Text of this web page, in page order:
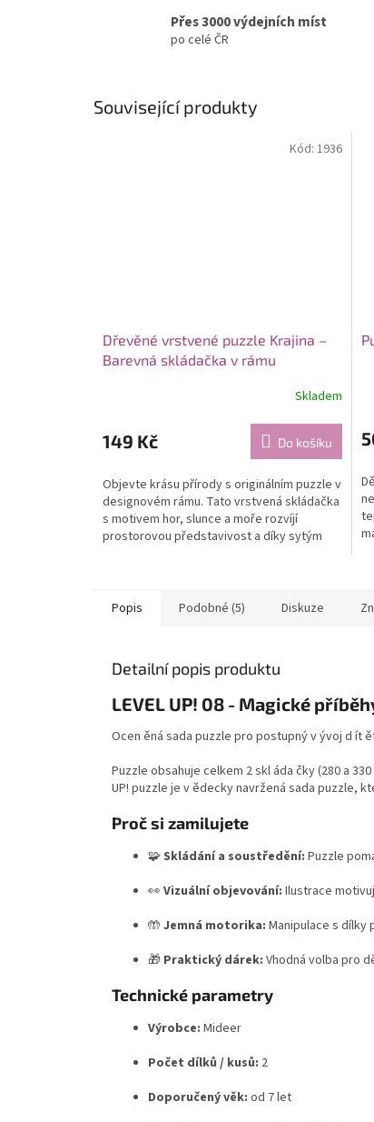
Přes 3000 výdejních míst
po celé ČR
Související produkty
Dřevěné vrstvené puzzle Krajina –
Barevná skládačka v rámu
Skladem
149 Kč Do košíku
Objevte krásu přírody s originálním puzzle v
designovém rámu. Tato vrstvená skládačka
s motivem hor, slunce a moře rozvíjí
prostorovou představivost a díky sytým
Kód: 1936
Popis Podobné (5) Diskuze
Detailní popis produktu
LEVEL UP! 08 - Magické
Ocen ěná sada puzzle pro postupný v ývoj d ít
Puzzle obsahuje celkem 2 skl áda čky (280 a
UP! puzzle je v ědecky navržená sada puzzle,
Proč si zamilujete
🧩 Skládání a soustředění: Puzzle
👀 Vizuální objevování: Ilustrace
🤲 Jemná motorika: Manipulace s dílky
🎁 Praktický dárek: Vhodná volba pro
Technické parametry
Výrobce: Mideer
Počet dílků / kusů: 2
Doporučený věk: od 7 let